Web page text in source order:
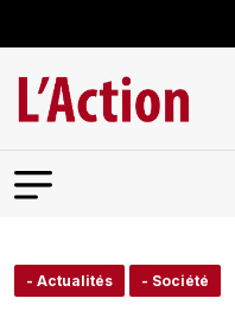
- Actualités - Société